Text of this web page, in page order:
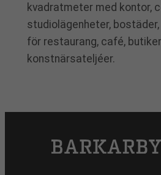
kvadratmeter med kontor,
studiolägenheter,
för restaurang, café,
konstnärsateljéer.